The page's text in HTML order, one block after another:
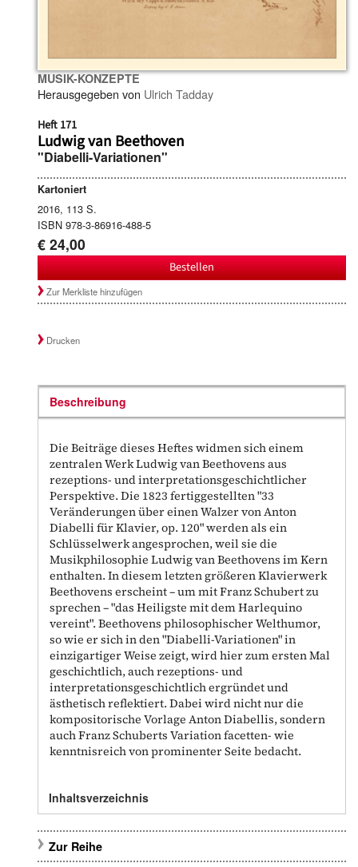
MUSIK-KONZEPTE
Herausgegeben von Ulrich Tadday
Heft 171
Ludwig van Beethoven
"Diabelli-Variationen"
Kartoniert
2016, 113 S.
ISBN 978-3-86916-488-5
€ 24,00
Bestellen
Zur Merkliste hinzufügen
Drucken
Beschreibung
Die Beiträge dieses Heftes widmen sich einem
zentralen Werk Ludwig van Beethovens aus
rezeptions- und interpretationsgeschichtlicher
Perspektive. Die 1823 fertiggestellten "33
Veränderungen über einen Walzer von Anton
Diabelli für Klavier, op. 120" werden als ein
Schlüsselwerk angesprochen, weil sie die
Musikphilosophie Ludwig van Beethovens im Kern
enthalten. In diesem letzten größeren Klavierwerk
Beethovens erscheint – um mit Franz Schubert zu
sprechen – "das Heiligste mit dem Harlequino
vereint". Beethovens philosophischer Welthumor,
so wie er sich in den "Diabelli-Variationen" in
einzigartiger Weise zeigt, wird hier zum ersten Mal
geschichtlich, auch rezeptions- und
interpretationsgeschichtlich ergründet und
ästhetisch reflektiert. Dabei wird nicht nur die
kompositorische Vorlage Anton Diabellis, sondern
auch Franz Schuberts Variation facetten- wie
kenntnisreich von prominenter Seite bedacht.
Inhaltsverzeichnis
Zur Reihe